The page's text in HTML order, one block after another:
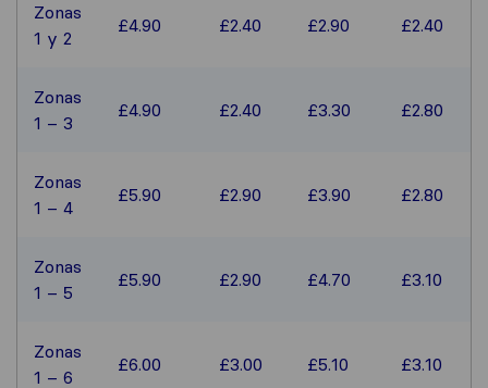
Zonas
1 y 2
£4.90 £2.40 £2.90 £2.40
Zonas
1 – 3
£4.90 £2.40 £3.30 £2.80
Zonas
1 – 4
£5.90 £2.90 £3.90 £2.80
Zonas
1 – 5
£5.90 £2.90 £4.70 £3.10
Zonas
1 – 6
£6.00 £3.00 £5.10 £3.10